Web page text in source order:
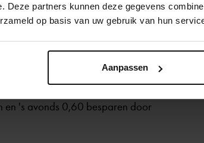
Deze partners kunnen deze gegevens
op basis van uw gebruik van hun
Aanpassen
uur. De dynamische stroomprijs is
3 kWh terug.
cent per kWh. Heb je een
en 's avonds 0,60 besparen door